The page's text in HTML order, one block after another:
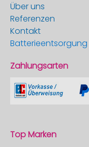
Über uns
Referenzen
Kontakt
Batterieentsorgung
Zahlungsarten
Top Marken